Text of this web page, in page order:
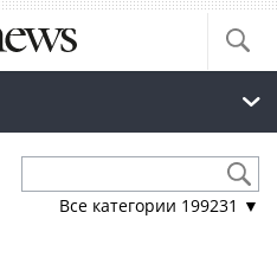
Все категории 199231 ▼